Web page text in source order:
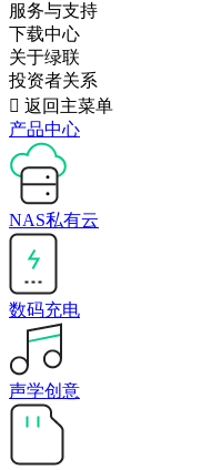
服务与支持
下载中心
关于绿联
投资者关系
 返回主菜单
产品中心
NAS私有云
数码充电
声学创意